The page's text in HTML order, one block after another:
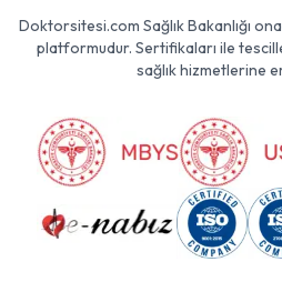
Doktorsitesi.com Sağlık Bakanlığı
platformudur. Sertifikaları ile
sağlık hizmetlerine